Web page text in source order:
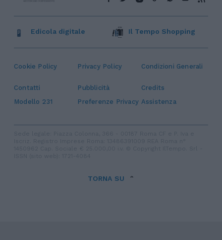
Cookie Policy Privacy Policy Condizioni Generali
Contatti Pubblicità
Credits
Modello 231
Preferenze Privacy Assistenza
Edicola digitale Il Tempo Shopping
TORNA SU